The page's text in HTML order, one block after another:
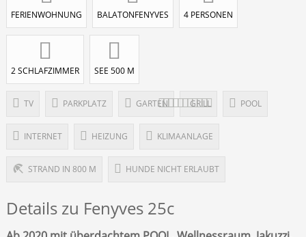
FERIENWOHNUNG BALATONFENYVES 4 PERSONEN
2 SCHLAFZIMMER SEE 500 M
TV PARKPLATZ GARTEN GRILL POOL
INTERNET HEIZUNG KLIMAANLAGE
STRAND IN 800 M HUNDE NICHT ERLAUBT
Details zu Fenyves 25c